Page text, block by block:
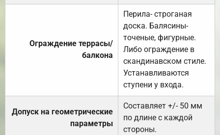
Ограждение террасы/
балкона
Перила- строганая
доска. Балясины-
точеные, фигурные.
Либо ограждение в
скандинавском стиле.
Устанавливаются
ступени у входа.
Допуск на геометрические
параметры
Составляет +/- 50 мм
по длине с каждой
стороны.